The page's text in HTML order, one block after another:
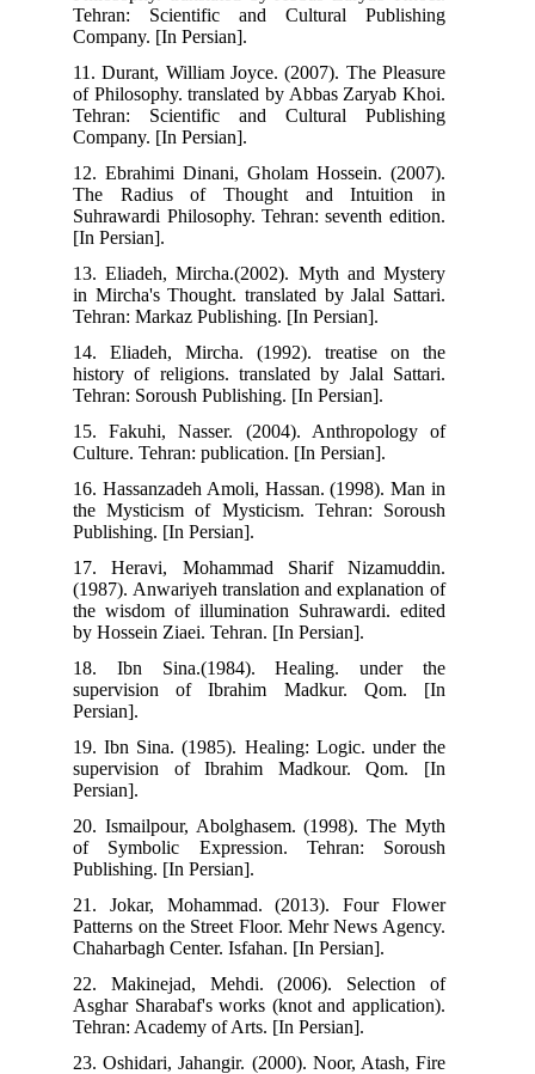
Tehran: Scientific and Cultural Publishing
Company. [In Persian].
11. Durant, William Joyce. (2007). The Pleasure
of Philosophy. translated by Abbas Zaryab Khoi.
Tehran: Scientific and Cultural Publishing
Company. [In Persian].
12. Ebrahimi Dinani, Gholam Hossein. (2007).
The Radius of Thought and Intuition in
Suhrawardi Philosophy. Tehran: seventh edition.
[In Persian].
13. Eliadeh, Mircha.(2002). Myth and Mystery
in Mircha's Thought. translated by Jalal Sattari.
Tehran: Markaz Publishing. [In Persian].
14. Eliadeh, Mircha. (1992). treatise on the
history of religions. translated by Jalal Sattari.
Tehran: Soroush Publishing. [In Persian].
15. Fakuhi, Nasser. (2004). Anthropology of
Culture. Tehran: publication. [In Persian].
16. Hassanzadeh Amoli, Hassan. (1998). Man in
the Mysticism of Mysticism. Tehran: Soroush
Publishing. [In Persian].
17. Heravi, Mohammad Sharif Nizamuddin.
(1987). Anwariyeh translation and explanation of
the wisdom of illumination Suhrawardi. edited
by Hossein Ziaei. Tehran. [In Persian].
18. Ibn Sina.(1984). Healing. under the
supervision of Ibrahim Madkur. Qom. [In
19. Ibn Sina. (1985). Healing: Logic. under the
supervision of Ibrahim Madkour. Qom. [In
20. Ismailpour, Abolghasem. (1998). The Myth
of Symbolic Expression. Tehran: Soroush
Publishing. [In Persian].
21. Jokar, Mohammad. (2013). Four Flower
Patterns on the Street Floor. Mehr News Agency.
Chaharbagh Center. Isfahan. [In Persian].
22. Makinejad, Mehdi. (2006). Selection of
Asghar Sharabaf's works (knot and application).
Tehran: Academy of Arts. [In Persian].
23. Oshidari, Jahangir. (2000). Noor, Atash, Fire